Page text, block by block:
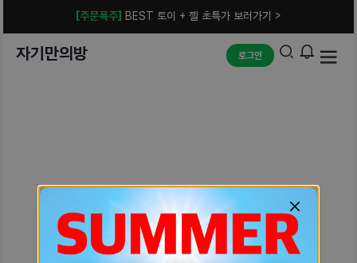
[주문폭주] BEST 토이 + 젤 초특가 보러가기 >
자기만의방 로그인
예상치 못한 에러입니다.